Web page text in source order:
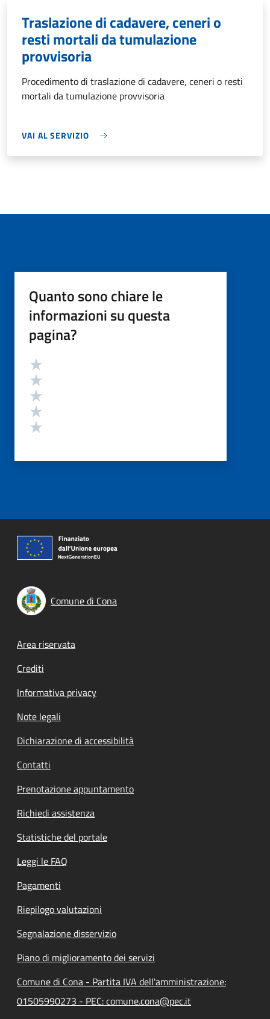
Traslazione di cadavere, ceneri o
resti mortali da tumulazione
provvisoria
Procedimento di traslazione di cadavere, ceneri o resti
mortali da tumulazione provvisoria
VAI AL SERVIZIO
Quanto sono chiare le
informazioni su questa
pagina?
Valutazione
Comune di Cona
Footer menu
Area riservata
Crediti
Informativa privacy
Note legali
Dichiarazione di accessibilità
Contatti
Prenotazione appuntamento
Richiedi assistenza
Statistiche del portale
Leggi le FAQ
Pagamenti
Riepilogo valutazioni
Segnalazione disservizio
Piano di miglioramento dei servizi
Comune di Cona - Partita IVA dell'amministrazione:
01505990273 - PEC: comune.cona@pec.it